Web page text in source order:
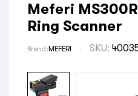
Meferi
Ring Scanner
Brend: MEFERI SKU: